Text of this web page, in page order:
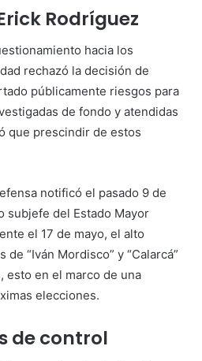
Rodríguez
hacia los
rechazó la decisión de
públicamente riesgos para
de fondo y atendidas
que prescindir de estos
notificó el pasado 9 de
subjefe del Estado Mayor
el 17 de mayo, el alto
“Iván Mordisco” y “Calarcá”
esto en el marco de una
elecciones.
de control